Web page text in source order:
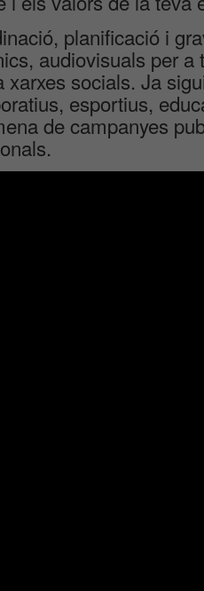
planificació i
audiovisuals per
xarxes socials. Ja
esportius,
de campanyes